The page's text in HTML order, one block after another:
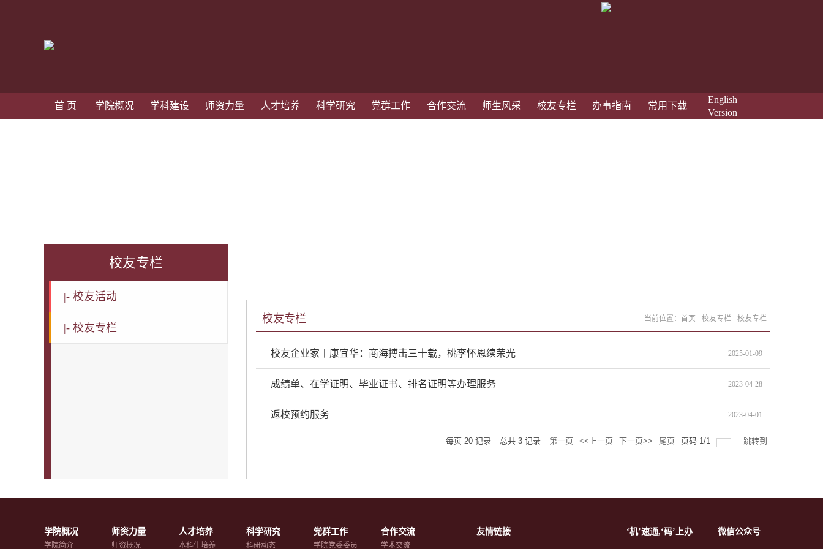
首 页 学院概况 学科建设 师资力量 人才培养 科学研究 党群工作 合作交流 师生风采 校友专栏 办事指南 常用下载
English
Version
校友专栏
|- 校友活动
|- 校友专栏
校友专栏 当前位置： 首页 校友专栏 校友专栏
校友企业家丨康宜华：商海搏击三十载，桃李怀恩续荣光 2025-01-09
成绩单、在学证明、毕业证书、排名证明等办理服务 2023-04-28
返校预约服务 2023-04-01
每页 20 记录 总共 3 记录 第一页 <<上一页 下一页>> 尾页 页码 1/1 跳转到
学院概况
学院简介
师资力量
师资概况
人才培养
本科生培养
科学研究
科研动态
党群工作
学院党委委员
合作交流
学术交流
友情链接 微信公众号
‘机’速通,‘码’上办